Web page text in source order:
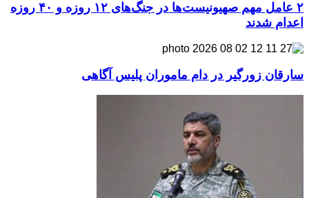
۲ عامل مهم صهیونیست‌ها در جنگ‌های ۱۲ روزه و ۴۰ روزه
اعدام شدند
سارقان زورگیر در دام ماموران پلیس آگاهی